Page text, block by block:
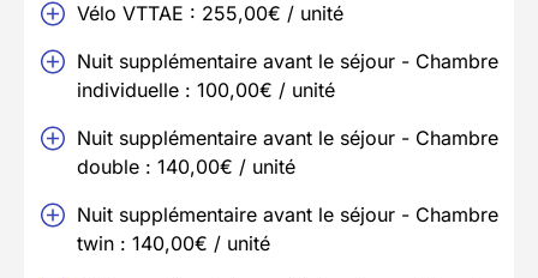
Vélo VTTAE : 255,00€ / unité
Nuit supplémentaire avant le séjour - Chambre
individuelle : 100,00€ / unité
Nuit supplémentaire avant le séjour - Chambre
double : 140,00€ / unité
Nuit supplémentaire avant le séjour - Chambre
twin : 140,00€ / unité